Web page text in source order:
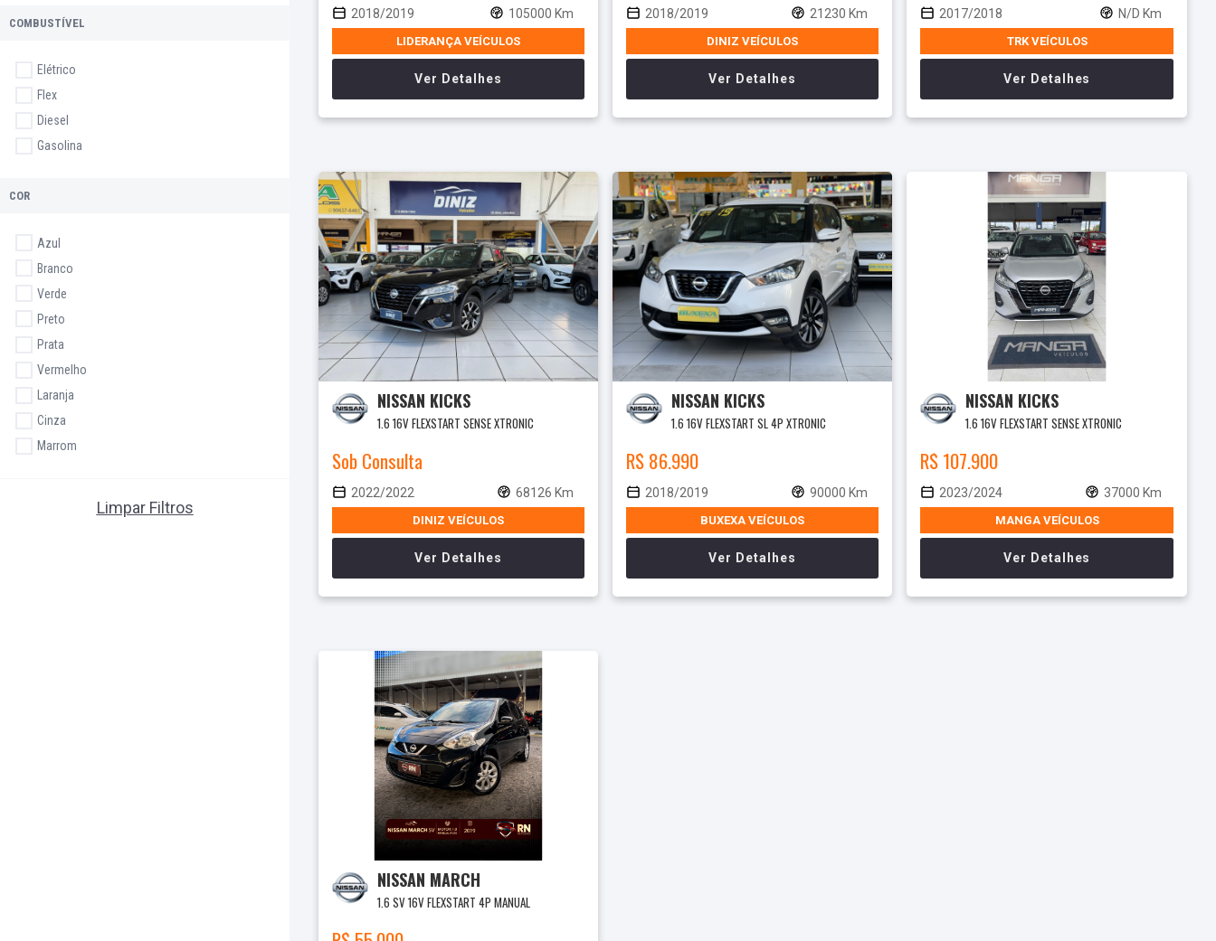
COMBUSTÍ­VEL
Elétrico
Flex
Diesel
Gasolina
COR
Azul
Branco
Verde
Preto
Prata
Vermelho
Laranja
Cinza
Marrom
Limpar Filtros
2018/2019 105000 Km
LIDERANÇA VEÍCULOS
Ver Detalhes
2018/2019 21230 Km
DINIZ VEÍCULOS
Ver Detalhes
2017/2018 N/D Km
TRK VEÍCULOS
Ver Detalhes
NISSAN KICKS
1.6 16V FLEXSTART SENSE XTRONIC
Sob Consulta
2022/2022 68126 Km
DINIZ VEÍCULOS
Ver Detalhes
NISSAN KICKS
1.6 16V FLEXSTART SL 4P XTRONIC
R$ 86.990
2018/2019 90000 Km
BUXEXA VEÍCULOS
Ver Detalhes
NISSAN KICKS
1.6 16V FLEXSTART SENSE XTRONIC
R$ 107.900
2023/2024 37000 Km
MANGA VEÍCULOS
Ver Detalhes
NISSAN MARCH
1.6 SV 16V FLEXSTART 4P MANUAL